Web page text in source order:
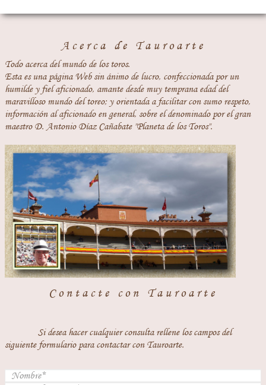
Acerca de Tauroarte
Todo acerca del mundo de los toros.
Esta es una página Web sin ánimo de lucro, confeccionada por un
humilde y fiel aficionado, amante desde muy temprana edad del
maravilloso mundo del toreo; y orientada a facilitar con sumo respeto,
información al aficionado en general, sobre el denominado por el gran
maestro D. Antonio Díaz Cañabate "Planeta de los Toros".
Contacte con Tauroarte
Si desea hacer cualquier consulta rellene los campos del
siguiente formulario para contactar con Tauroarte.